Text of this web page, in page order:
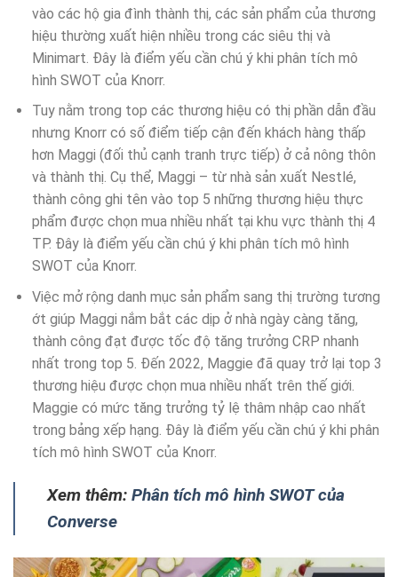
vào các hộ gia đình thành thị, các sản phẩm của thương
hiệu thường xuất hiện nhiều trong các siêu thị và
Minimart. Đây là điểm yếu cần chú ý khi phân tích mô
hình SWOT của Knorr.
Tuy nằm trong top các thương hiệu có thị phần dẫn đầu
nhưng Knorr có số điểm tiếp cận đến khách hàng thấp
hơn Maggi (đối thủ cạnh tranh trực tiếp) ở cả nông thôn
và thành thị. Cụ thể, Maggi – từ nhà sản xuất Nestlé,
thành công ghi tên vào top 5 những thương hiệu thực
phẩm được chọn mua nhiều nhất tại khu vực thành thị 4
TP. Đây là điểm yếu cần chú ý khi phân tích mô hình
SWOT của Knorr.
Việc mở rộng danh mục sản phẩm sang thị trường tương
ớt giúp Maggi nắm bắt các dịp ở nhà ngày càng tăng,
thành công đạt được tốc độ tăng trưởng CRP nhanh
nhất trong top 5. Đến 2022, Maggie đã quay trở lại top 3
thương hiệu được chọn mua nhiều nhất trên thế giới.
Maggie có mức tăng trưởng tỷ lệ thâm nhập cao nhất
trong bảng xếp hạng. Đây là điểm yếu cần chú ý khi phân
tích mô hình SWOT của Knorr.
Xem thêm: Phân tích mô hình SWOT của
Converse